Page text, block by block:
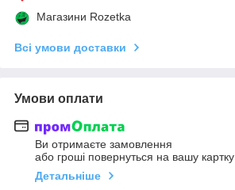
Магазини Rozetka
Всі умови доставки
Умови оплати
Ви отримаєте замовлення
або гроші повернуться на вашу картку
Детальніше